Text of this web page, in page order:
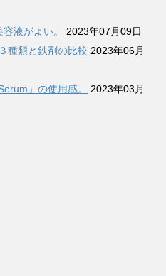
液がよい。
2023年07月09日
種類と鉄剤の比較 2023年06月
」の使用感。
2023年03月